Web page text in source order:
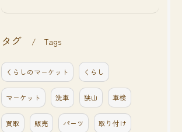
タグ Tags
くらしのマーケット くらし
マーケット 洗車 狭山 車検
買取 販売 パーツ 取り付け